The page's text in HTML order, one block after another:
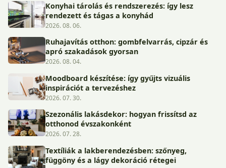
Konyhai tárolás és rendszerezés: így lesz
rendezett és tágas a konyhád
2026. 08. 06.
Ruhajavítás otthon: gombfelvarrás, cipzár és
apró szakadások gyorsan
2026. 08. 04.
Moodboard készítése: így gyűjts vizuális
inspirációt a tervezéshez
2026. 07. 30.
Szezonális lakásdekor: hogyan frissítsd az
otthonod évszakonként
2026. 07. 28.
Textíliák a lakberendezésben: szőnyeg,
függöny és a lágy dekoráció rétegei